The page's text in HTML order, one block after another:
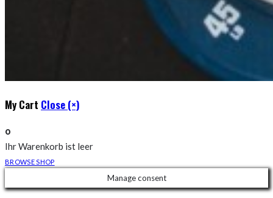
My Cart Close (×)
0
Ihr Warenkorb ist leer
BROWSE SHOP
Manage consent